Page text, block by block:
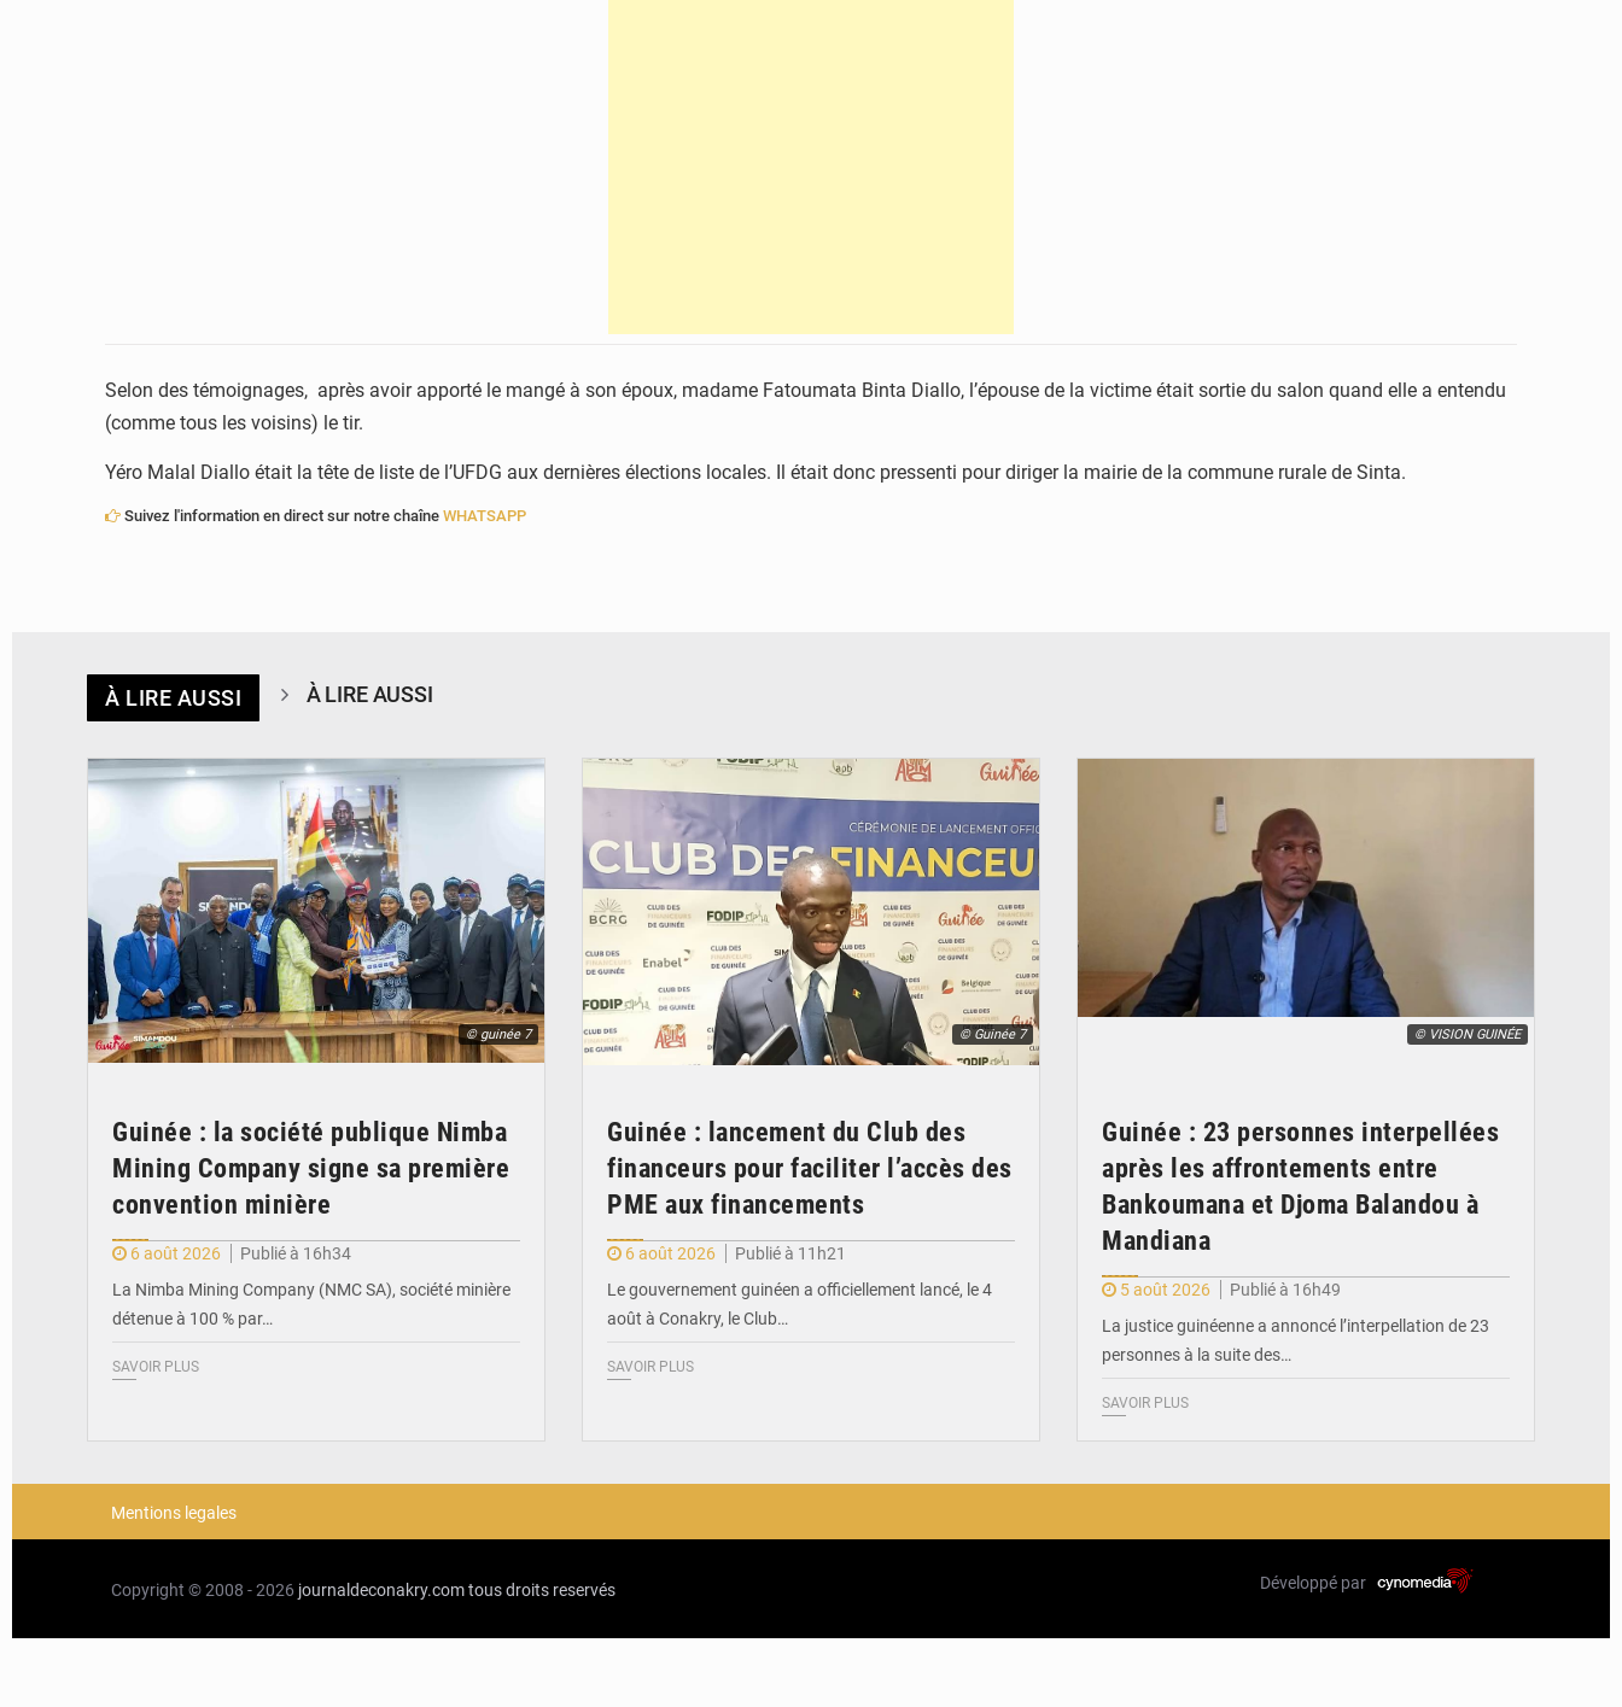
Selon des témoignages, après avoir apporté le mangé à son époux, madame Fatoumata Binta Diallo, l’épouse de la victime était sortie du salon quand elle a entendu
(comme tous les voisins) le tir.
Yéro Malal Diallo était la tête de liste de l’UFDG aux dernières élections locales. Il était donc pressenti pour diriger la mairie de la commune rurale de Sinta.
Suivez l'information en direct sur notre chaîne WHATSAPP
À LIRE AUSSI À LIRE AUSSI
© guinée 7
Guinée : la société publique Nimba
Mining Company signe sa première
convention minière
6 août 2026
Publié à 16h34
La Nimba Mining Company (NMC SA), société minière
détenue à 100 % par…
SAVOIR PLUS
© Guinée 7
Guinée : lancement du Club des
financeurs pour faciliter l’accès des
PME aux financements
6 août 2026
Publié à 11h21
Le gouvernement guinéen a officiellement lancé, le 4
août à Conakry, le Club…
SAVOIR PLUS
© VISION GUINÉE
Guinée : 23 personnes interpellées
après les affrontements entre
Bankoumana et Djoma Balandou à
Mandiana
5 août 2026
Publié à 16h49
La justice guinéenne a annoncé l’interpellation de 23
personnes à la suite des…
SAVOIR PLUS
Mentions legales
Copyright © 2008 - 2026 journaldeconakry.comtous droits reservés Développé par